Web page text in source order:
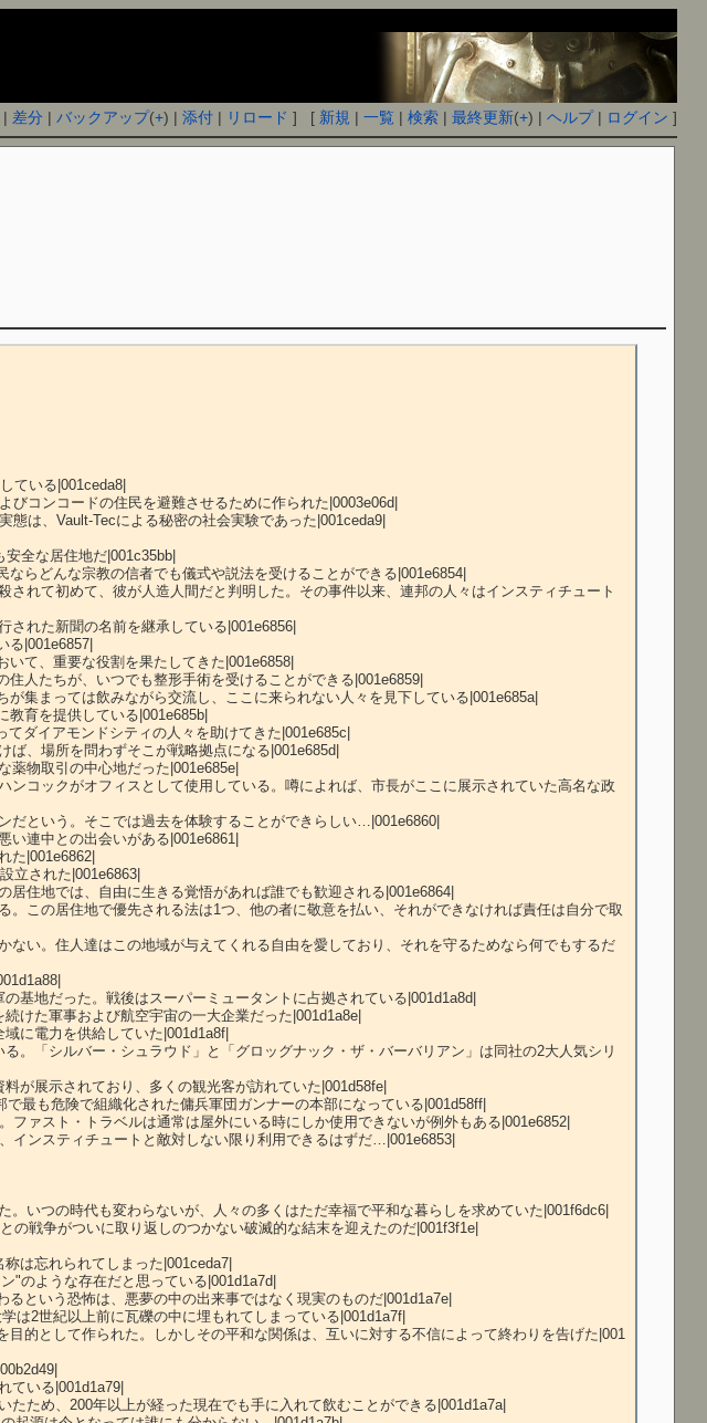
| 差分 |バックアップ(+) |添付 | リロード ] [ 新規 |一覧 |検索 |最終更新(+) |ヘルプ| ログイン ]